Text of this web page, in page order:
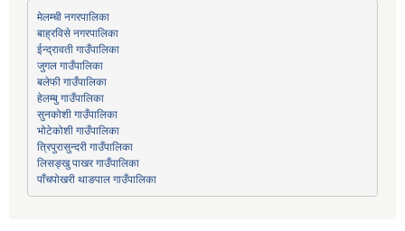
मेलम्ची नगरपालिका
बाह्रविसे नगरपालिका
ईन्द्रावती गाउँपालिका
जुगल गाउँपालिका
बलेफी गाउँपालिका
हेलम्बु गाउँपालिका
सुनकोशी गाउँपालिका
भोटेकोशी गाउँपालिका
त्रिपुरासुन्दरी गाउँपालिका
लिसङ्खु पाखर गाउँपालिका
पाँचपोखरी थाङपाल गाउँपालिका